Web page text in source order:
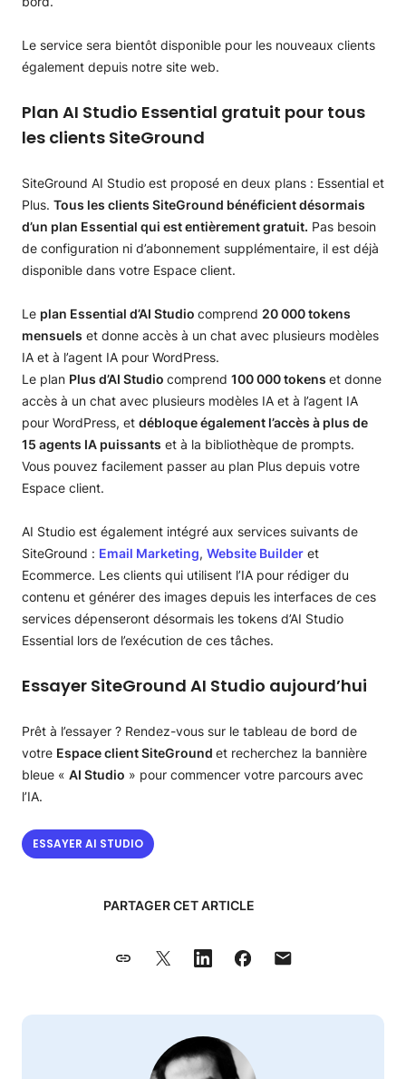
Le service sera bientôt disponible pour les nouveaux clients
également depuis notre site web.
Plan AI Studio Essential gratuit pour tous
les clients SiteGround
SiteGround AI Studio est proposé en deux plans : Essential et
Plus. Tous les clients SiteGround bénéficient désormais
d’un plan Essential qui est entièrement gratuit. Pas besoin
de configuration ni d’abonnement supplémentaire, il est déjà
disponible dans votre Espace client.
Le plan Essential d’AI Studio comprend 20 000 tokens
mensuels et donne accès à un chat avec plusieurs modèles
IA et à l’agent IA pour WordPress.
Le plan Plus d’AI Studio comprend 100 000 tokens et donne
accès à un chat avec plusieurs modèles IA et à l’agent IA
pour WordPress, et débloque également l’accès à plus de
15 agents IA puissants et à la bibliothèque de prompts.
Vous pouvez facilement passer au plan Plus depuis votre
Espace client.
AI Studio est également intégré aux services suivants de
SiteGround : Email Marketing, Website Builder et
Ecommerce. Les clients qui utilisent l’IA pour rédiger du
contenu et générer des images depuis les interfaces de ces
services dépenseront désormais les tokens d’AI Studio
Essential lors de l’exécution de ces tâches.
Essayer SiteGround AI Studio aujourd’hui
Prêt à l’essayer ? Rendez-vous sur le tableau de bord de
votre Espace client SiteGround et recherchez la bannière
bleue « AI Studio » pour commencer votre parcours avec
l’IA.
ESSAYER AI STUDIO
PARTAGER CET ARTICLE